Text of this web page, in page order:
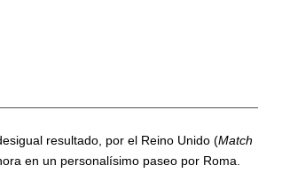
resultado, por el Reino Unido (Match
en un personalísimo paseo por Roma.